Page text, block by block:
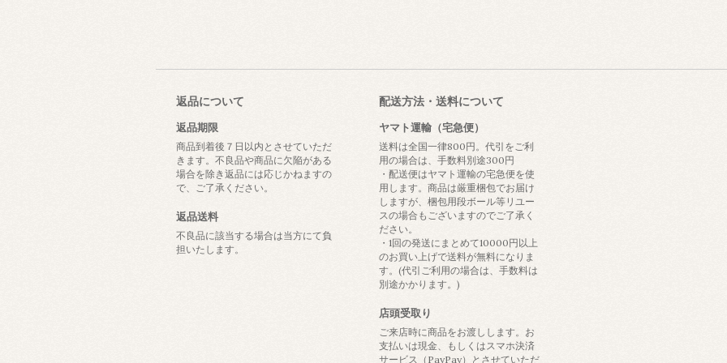
返品について
返品期限
商品到着後７日以内とさせていただ
きます。不良品や商品に欠陥がある
場合を除き返品には応じかねますの
で、ご了承ください。
返品送料
不良品に該当する場合は当方にて負
担いたします。
配送方法・送料について
ヤマト運輸（宅急便）
送料は全国一律800円。代引をご利
用の場合は、手数料別途300円
・配送便はヤマト運輸の宅急便を使
用します。商品は厳重梱包でお届け
しますが、梱包用段ボール等リユー
スの場合もございますのでご了承く
ださい。
・1回の発送にまとめて10000円以上
のお買い上げで送料が無料になりま
す。(代引ご利用の場合は、手数料は
別途かかります。)
店頭受取り
ご来店時に商品をお渡しします。お
支払いは現金、もしくはスマホ決済
サービス（PayPay）とさせていただ